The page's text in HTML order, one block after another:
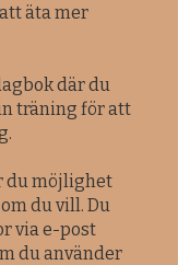
äta mer
där du
träning för att
du möjlighet
du vill. Du
via e-post
du använder